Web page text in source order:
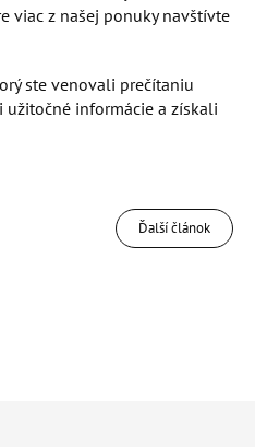
viac z našej ponuky navštívte
ste venovali prečítaniu
užitočné informácie a získali
Ďalší článok